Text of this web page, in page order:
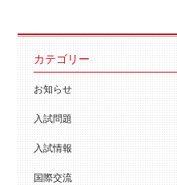
カテゴリー
お知らせ
入試問題
入試情報
国際交流